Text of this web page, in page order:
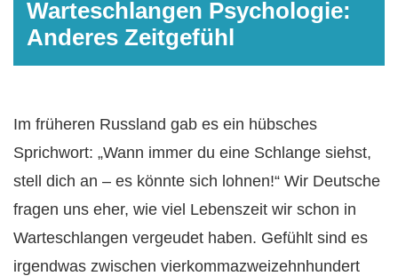
Warteschlangen Psychologie:
Anderes Zeitgefühl
Im früheren Russland gab es ein hübsches
Sprichwort: „Wann immer du eine Schlange siehst,
stell dich an – es könnte sich lohnen!“ Wir Deutsche
fragen uns eher, wie viel Lebenszeit wir schon in
Warteschlangen vergeudet haben. Gefühlt sind es
irgendwas zwischen vierkommazweizehnhundert